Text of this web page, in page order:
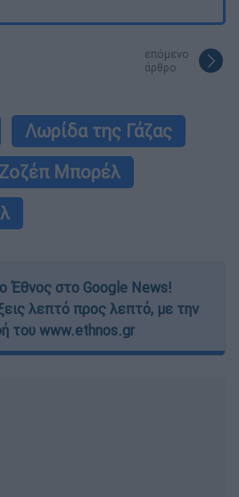
επόμενο
άρθρο
Λωρίδα της Γάζας
Ζοζέπ Μπορέλ
Έθνος στο Google News!
λεπτό προς λεπτό, με την
του www.ethnos.gr